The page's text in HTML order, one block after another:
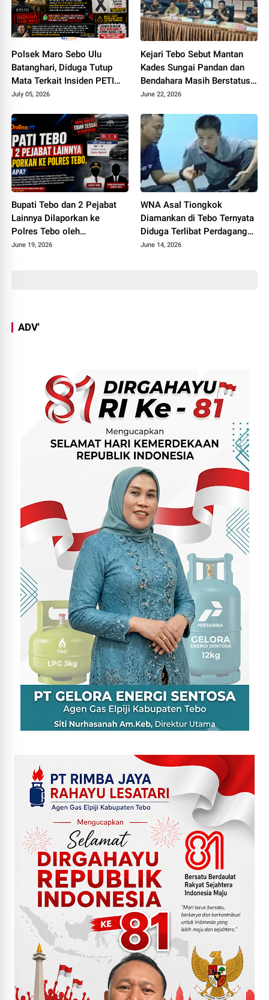
Polsek Maro Sebo Ulu
Batanghari, Diduga Tutup
Mata Terkait Insiden PETI
Maut Yang Tewaskan Warga
July 05, 2026
Kejari Tebo Sebut Mantan
Kades Sungai Pandan dan
Bendahara Masih Berstatus
Saksi, Padahal Sudah Sita Rp
June 22, 2026
Bupati Tebo dan 2 Pejabat
Lainnya Dilaporkan ke
Polres Tebo oleh
Masyarakatnya, Ada Apa
June 19, 2026
WNA Asal Tiongkok
Diamankan di Tebo Ternyata
Diduga Terlibat Perdagangan
Orang, Datang ke Tebo
June 14, 2026
ADV'